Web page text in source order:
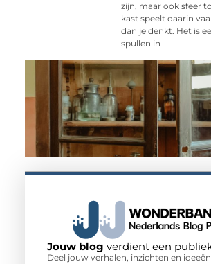
zijn, maar ook sfeer
kast speelt daarin
dan je denkt. Het is
spullen in
Jouw blog verdient een
Deel jouw verhalen, inzichten en